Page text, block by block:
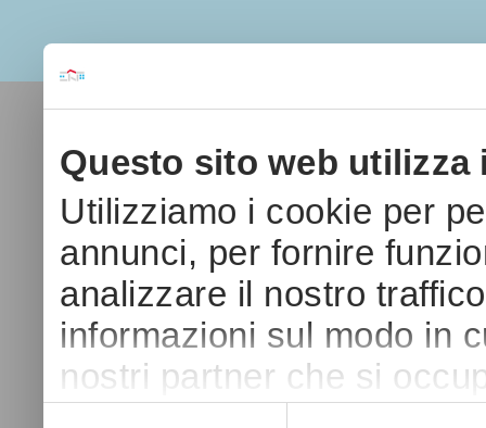
Questo sito web utilizza
Utilizziamo i cookie per
annunci, per fornire
analizzare il nostro
informazioni sul modo in
nostri partner che si